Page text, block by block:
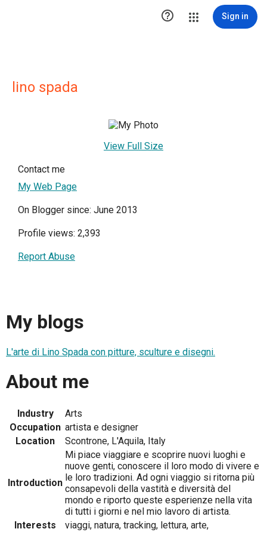
 Sign in
lino spada
View Full Size
Contact me
My Web Page
On Blogger since: June 2013
Profile views: 2,393
Report Abuse
My blogs
L'arte di Lino Spada con pitture, sculture e disegni.
About me
Industry
Arts
Occupation artista e designer
Location
Scontrone, L'Aquila, Italy
Introduction
Mi piace viaggiare e scoprire nuovi luoghi e
nuove genti, conoscere il loro modo di vivere e
le loro tradizioni. Ad ogni viaggio si ritorna più
consapevoli della vastità e diversità del
mondo e riporto queste esperienze nella vita
di tutti i giorni e nel mio lavoro di artista.
Interests
viaggi, natura, tracking, lettura, arte,